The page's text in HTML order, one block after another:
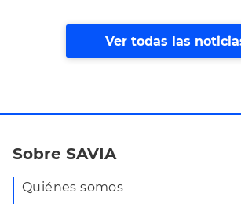
Ver todas las
Sobre SAVIA
Quiénes somos